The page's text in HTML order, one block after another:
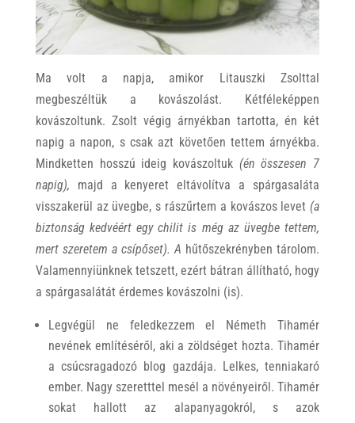
Ma volt a napja, amikor Litauszki Zsolttal
megbeszéltük a kovászolást. Kétféleképpen
kovászoltunk. Zsolt végig árnyékban tartotta, én két
napig a napon, s csak azt követően tettem árnyékba.
Mindketten hosszú ideig kovászoltuk (én összesen 7
napig), majd a kenyeret eltávolítva a spárgasaláta
visszakerül az üvegbe, s rászűrtem a kovászos levet (a
biztonság kedvéért egy chilit is még az üvegbe tettem,
mert szeretem a csípőset). A hűtőszekrényben tárolom.
Valamennyiünknek tetszett, ezért bátran állítható, hogy
a spárgasalátát érdemes kovászolni (is).
Legvégül ne feledkezzem el Németh Tihamér
nevének említéséről, aki a zöldséget hozta. Tihamér
a csúcsragadozó blog gazdája. Lelkes, tenniakaró
ember. Nagy szeretttel mesél a növényeiről. Tihamér
sokat hallott az alapanyagokról, s azok